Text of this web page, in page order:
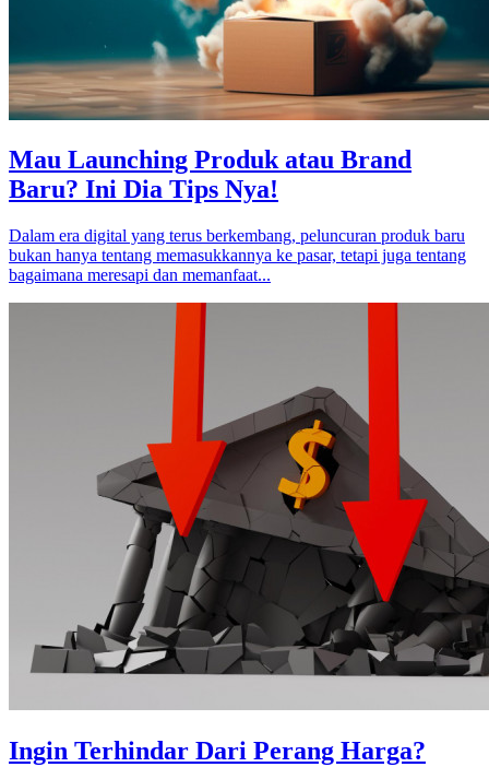
Mau Launching Produk atau Brand
Baru? Ini Dia Tips Nya!
Dalam era digital yang terus berkembang, peluncuran produk baru
bukan hanya tentang memasukkannya ke pasar, tetapi juga tentang
bagaimana meresapi dan memanfaat...
Ingin Terhindar Dari Perang Harga?